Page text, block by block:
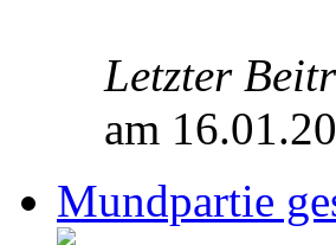
Letzter
am
Mundpartie